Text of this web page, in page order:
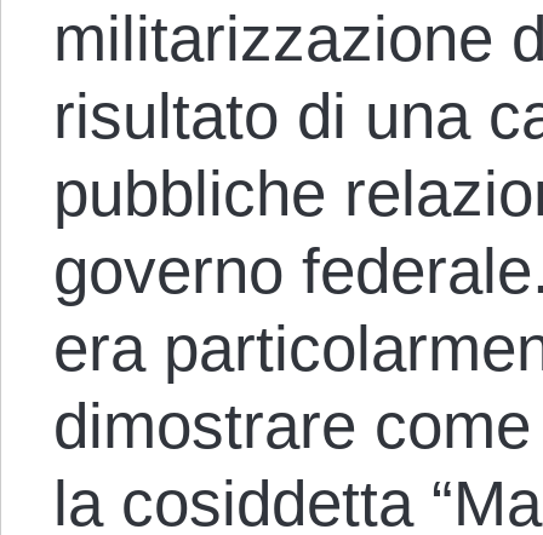
militarizzazione
risultato di una
pubbliche
governo
era
dimostrare
la cosiddetta